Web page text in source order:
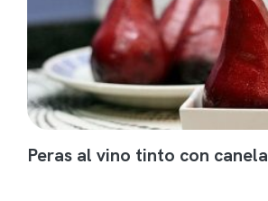
Peras al vino tinto con canela